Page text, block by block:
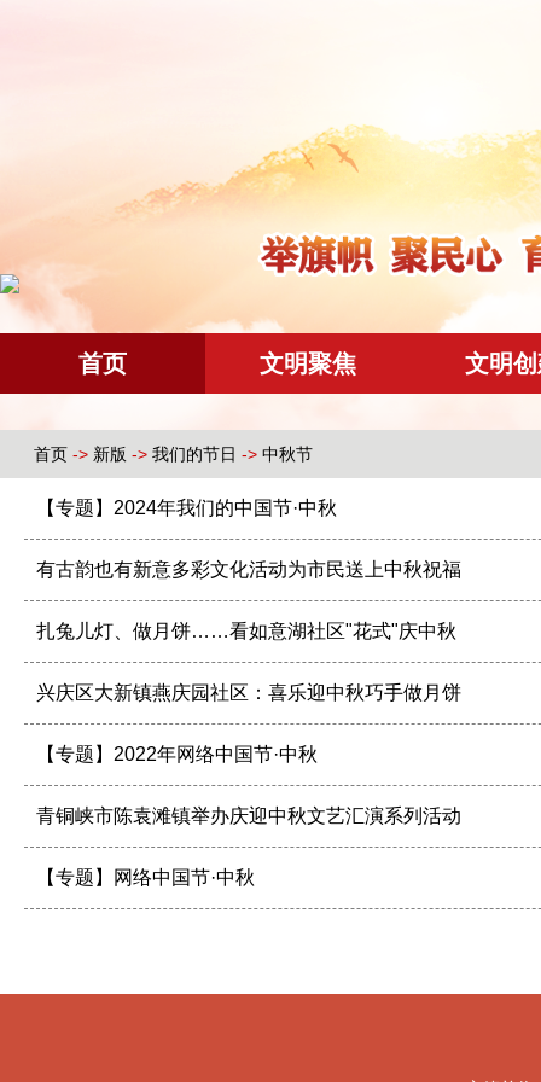
首页 文明聚焦 文明
首页 -> 新版 -> 我们的节日 -> 中秋节
【专题】2024年我们的中国节·中秋
有古韵也有新意多彩文化活动为市民送上中秋祝福
扎兔儿灯、做月饼……看如意湖社区"花式"庆中秋
兴庆区大新镇燕庆园社区：喜乐迎中秋巧手做月饼
【专题】2022年网络中国节·中秋
青铜峡市陈袁滩镇举办庆迎中秋文艺汇演系列活动
【专题】网络中国节·中秋